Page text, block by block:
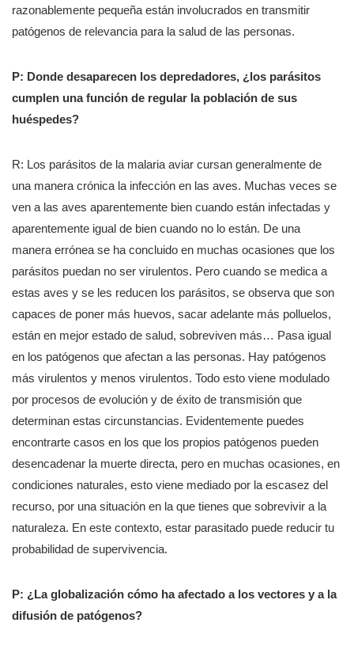
razonablemente pequeña están involucrados en transmitir
patógenos de relevancia para la salud de las personas.
P: Donde desaparecen los depredadores, ¿los parásitos
cumplen una función de regular la población de sus
huéspedes?
R: Los parásitos de la malaria aviar cursan generalmente de
una manera crónica la infección en las aves. Muchas veces se
ven a las aves aparentemente bien cuando están infectadas y
aparentemente igual de bien cuando no lo están. De una
manera errónea se ha concluido en muchas ocasiones que los
parásitos puedan no ser virulentos. Pero cuando se medica a
estas aves y se les reducen los parásitos, se observa que son
capaces de poner más huevos, sacar adelante más polluelos,
están en mejor estado de salud, sobreviven más… Pasa igual
en los patógenos que afectan a las personas. Hay patógenos
más virulentos y menos virulentos. Todo esto viene modulado
por procesos de evolución y de éxito de transmisión que
determinan estas circunstancias. Evidentemente puedes
encontrarte casos en los que los propios patógenos pueden
desencadenar la muerte directa, pero en muchas ocasiones, en
condiciones naturales, esto viene mediado por la escasez del
recurso, por una situación en la que tienes que sobrevivir a la
naturaleza. En este contexto, estar parasitado puede reducir tu
probabilidad de supervivencia.
P: ¿La globalización cómo ha afectado a los vectores y a la
difusión de patógenos?